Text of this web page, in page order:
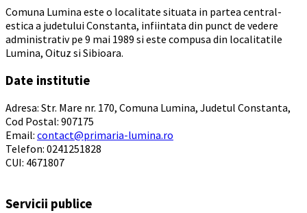
Comuna Lumina este o localitate situata in partea central-
estica a judetului Constanta, infiintata din punct de vedere
administrativ pe 9 mai 1989 si este compusa din localitatile
Lumina, Oituz si Sibioara.
Date institutie
Adresa: Str. Mare nr. 170, Comuna Lumina, Judetul Constanta,
Cod Postal: 907175
Email: contact@primaria-lumina.ro
Telefon: 0241251828
CUI: 4671807
Servicii publice